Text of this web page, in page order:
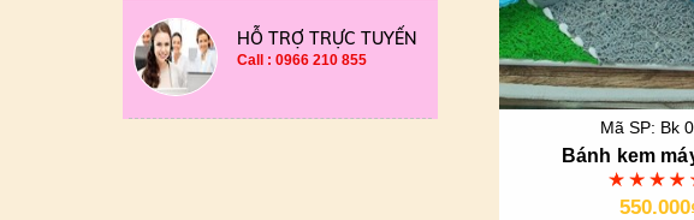
Mã SP: Bk
Bánh kem
HỖ TRỢ TRỰC TUYẾN
Call : 0966 210 855